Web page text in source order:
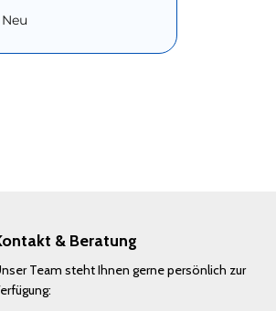
Neu
& Beratung
Team steht Ihnen gerne persönlich zur